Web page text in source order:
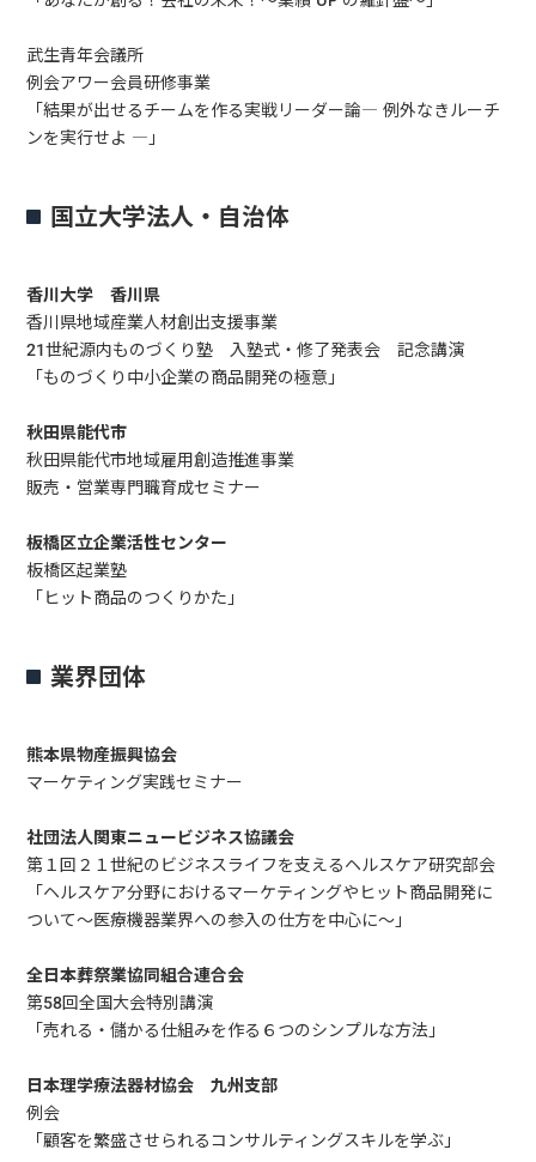
武生青年会議所
例会アワー会員研修事業
「結果が出せるチームを作る実戦リーダー論― 例外なきルーチ
ンを実行せよ ―」
国立大学法人・自治体
香川大学 香川県
香川県地域産業人材創出支援事業
21世紀源内ものづくり塾 入塾式・修了発表会 記念講演
「ものづくり中小企業の商品開発の極意」
秋田県能代市
秋田県能代市地域雇用創造推進事業
販売・営業専門職育成セミナー
板橋区立企業活性センター
板橋区起業塾
「ヒット商品のつくりかた」
業界団体
熊本県物産振興協会
マーケティング実践セミナー
社団法人関東ニュービジネス協議会
第１回２１世紀のビジネスライフを支えるヘルスケア研究部会
「ヘルスケア分野におけるマーケティングやヒット商品開発に
ついて～医療機器業界への参入の仕方を中心に～」
全日本葬祭業協同組合連合会
第58回全国大会特別講演
「売れる・儲かる仕組みを作る６つのシンプルな方法」
日本理学療法器材協会 九州支部
例会
「顧客を繁盛させられるコンサルティングスキルを学ぶ」